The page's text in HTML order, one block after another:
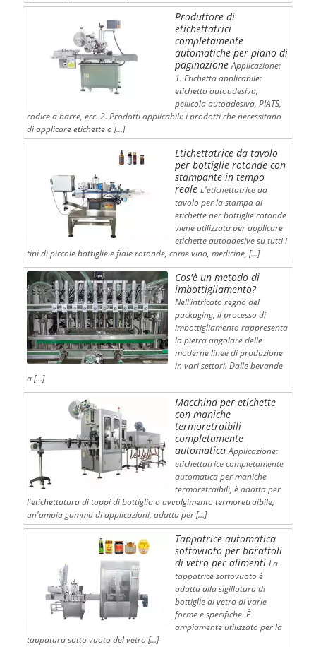
Produttore di
etichettatrici
completamente
automatiche per piano di
paginazione Applicazione:
1. Etichetta applicabile:
etichetta autoadesiva,
pellicola autoadesiva, PIATS,
codice a barre, ecc. 2. Prodotti applicabili: i prodotti che necessitano
di applicare etichette o […]
Etichettatrice da tavolo
per bottiglie rotonde con
stampante in tempo
reale L'etichettatrice da
tavolo per la stampa di
etichette per bottiglie rotonde
viene utilizzata per applicare
etichette autoadesive su tutti i
tipi di piccole bottiglie e fiale rotonde, come vino, medicine, […]
Cos'è un metodo di
imbottigliamento?
Nell’intricato regno del
packaging, il processo di
imbottigliamento rappresenta
la pietra angolare delle
moderne linee di produzione
in vari settori. Dalle bevande
a […]
Macchina per etichette
con maniche
termoretraibili
completamente
automatica Applicazione:
etichettatrice completamente
automatica per maniche
termoretraibili, è adatta per
l'etichettatura di tappi di bottiglia o avvolgimento termoretraibile,
un'ampia gamma di applicazioni, adatta per […]
Tappatrice automatica
sottovuoto per barattoli
di vetro per alimenti La
tappatrice sottovuoto è
adatta alla sigillatura di
bottiglie di vetro di varie
forme e specifiche. È
ampiamente utilizzato per la
tappatura sotto vuoto del vetro […]